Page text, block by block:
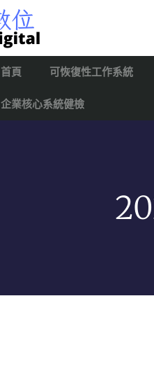
首頁 可恢復性工作系統
企業核心系統健檢